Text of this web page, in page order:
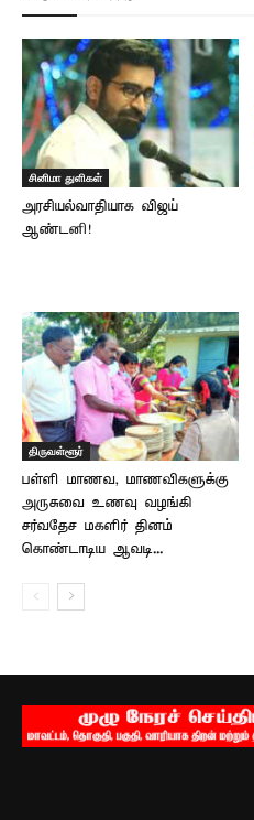
சினிமா துளிகள்
அரசியல்வாதியாக விஜய்
ஆண்டனி!
திருவள்ளூர்
பள்ளி மாணவ, மாணவிகளுக்கு
அருசுவை உணவு வழங்கி
சர்வதேச மகளிர் தினம்
கொண்டாடிய ஆவடி...